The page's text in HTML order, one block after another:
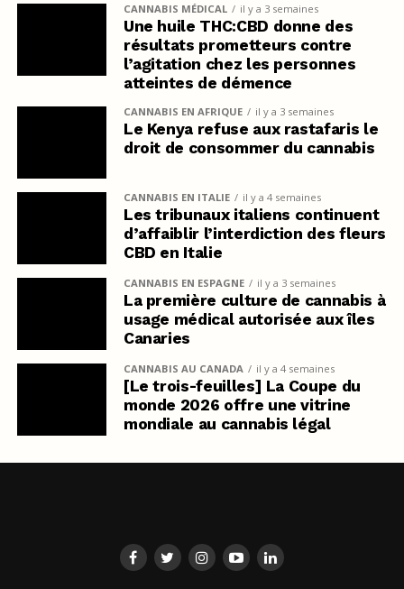
CANNABIS MÉDICAL il y a 3 semaines
Une huile THC:CBD donne des
résultats prometteurs contre
l’agitation chez les personnes
atteintes de démence
CANNABIS EN AFRIQUE il y a 3 semaines
Le Kenya refuse aux rastafaris le
droit de consommer du cannabis
CANNABIS EN ITALIE il y a 4 semaines
Les tribunaux italiens continuent
d’affaiblir l’interdiction des fleurs
CBD en Italie
CANNABIS EN ESPAGNE il y a 3 semaines
La première culture de cannabis à
usage médical autorisée aux îles
Canaries
CANNABIS AU CANADA il y a 4 semaines
[Le trois-feuilles] La Coupe du
monde 2026 offre une vitrine
mondiale au cannabis légal